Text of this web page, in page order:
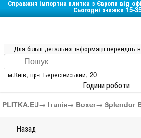
Справжня імпортна плитка з Європи від
Сьогодні знижки 15-
Для більш детальної інформації перейдіть
м.Київ, пр-т Берестейський, 20
Години роботи
PLITKA.EU→ Італія→ Boxer→ Splendor
Назад